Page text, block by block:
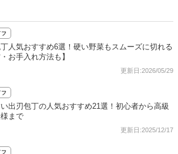
フ
人気おすすめ6選！硬い野菜もスムーズに切れる
・お手入れ方法も】
更新日:2026/05/29
フ
出刃包丁の人気おすすめ21選！初心者から高級
まで
更新日:2025/12/17
フ